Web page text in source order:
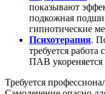
показывают
подкожная
гипнотические
Психотерапия.
требуется работа
ПАВ укореняется
Требуется